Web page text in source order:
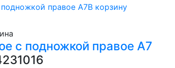
В корзину
с подножкой правое А7